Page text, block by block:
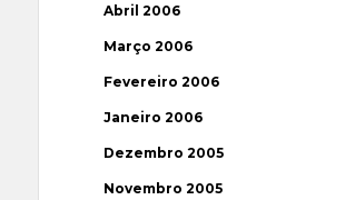
Abril 2006
Março 2006
Fevereiro 2006
Janeiro 2006
Dezembro 2005
Novembro 2005